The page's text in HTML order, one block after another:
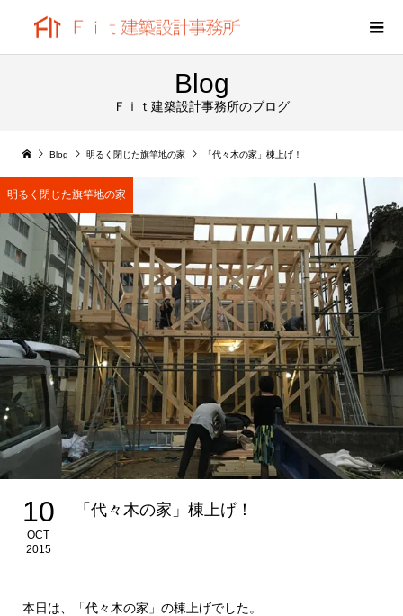
Blog
Ｆｉｔ建築設計事務所のブログ
Blog 明るく閉じた旗竿地の家 「代々木の家」棟上げ！
明るく閉じた旗竿地の家
10
OCT
2015
「代々木の家」棟上げ！
本日は、「代々木の家」の棟上げでした。